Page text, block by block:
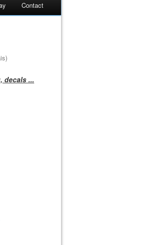
Contact
decals ...